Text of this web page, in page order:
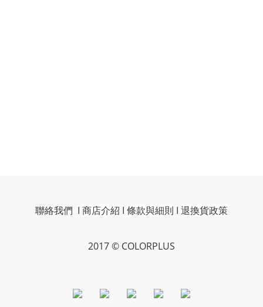
聯絡我們 I 商店介紹 I 條款與細則 I 退換貨政策
2017 © COLORPLUS